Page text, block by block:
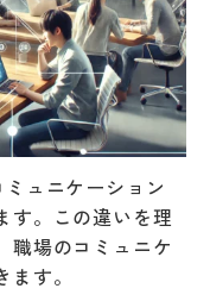
ュニケーション
す。この違いを理
職場のコミュニケ
す。